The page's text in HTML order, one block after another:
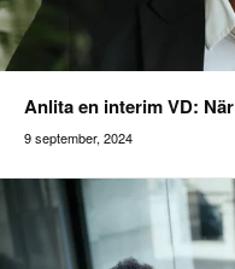
Anlita en interim VD:
9 september, 2024